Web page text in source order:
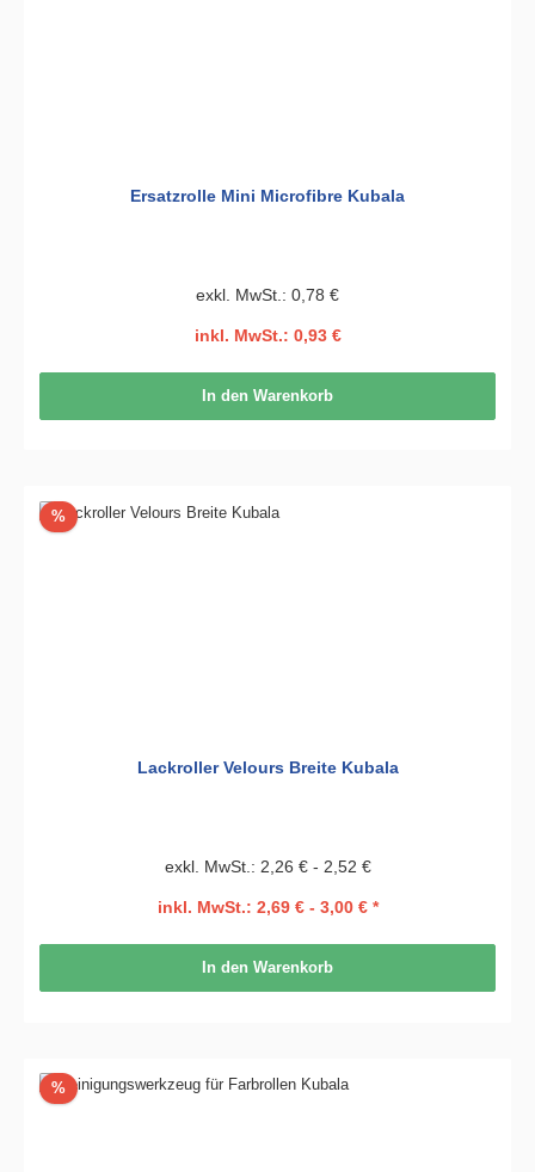
Ersatzrolle Mini Microfibre Kubala
exkl. MwSt.: 0,78 €
inkl. MwSt.: 0,93 €
In den Warenkorb
%Rabatt
Lackroller Velours Breite Kubala
exkl. MwSt.: 2,26 € - 2,52 €
inkl. MwSt.: 2,69 € - 3,00 € *
In den Warenkorb
%Rabatt